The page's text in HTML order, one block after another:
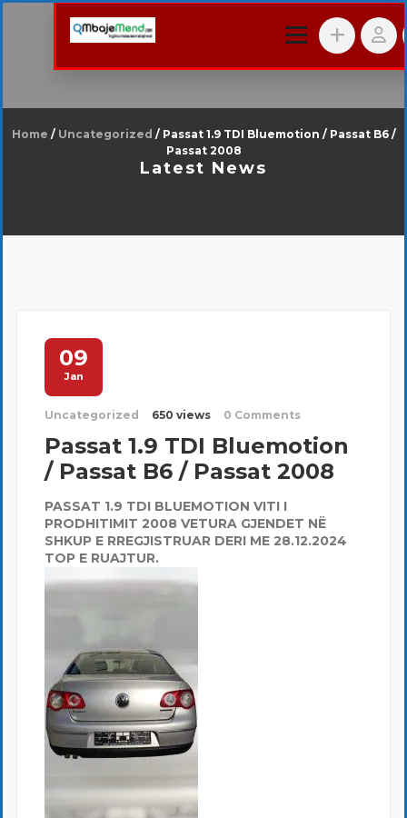
Home / Uncategorized / Passat 1.9 TDI Bluemotion / Passat B6 /
Passat 2008
Latest News
09
Jan
Uncategorized 650 views 0 Comments
Passat 1.9 TDI Bluemotion
/ Passat B6 / Passat 2008
PASSAT 1.9 TDI BLUEMOTION VITI I
PRODHITIMIT 2008 VETURA GJENDET NË
SHKUP E RREGJISTRUAR DERI ME 28.12.2024
TOP E RUAJTUR.